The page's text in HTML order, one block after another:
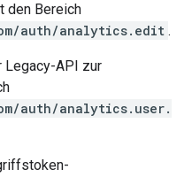
den Bereich
auth/analytics.edit .
Legacy-API zur
auth/analytics.user.